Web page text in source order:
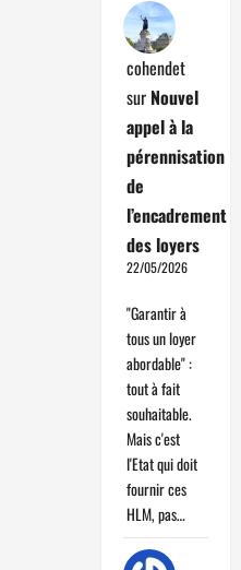
cohendet
sur Nouvel
appel à la
pérennisation
de
l’encadrement
des loyers
22/05/2026
"Garantir à
tous un loyer
abordable" :
tout à fait
souhaitable.
Mais c'est
l'Etat qui doit
fournir ces
HLM, pas…